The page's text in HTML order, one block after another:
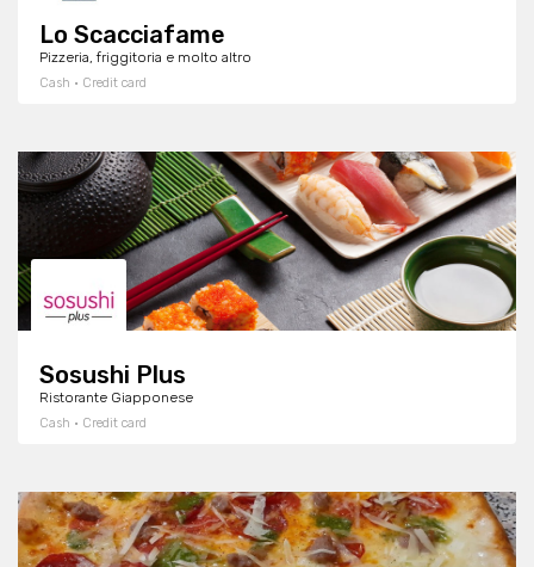
Lo Scacciafame
Pizzeria, friggitoria e molto altro
Cash · Credit card
Sosushi Plus
Ristorante Giapponese
Cash · Credit card